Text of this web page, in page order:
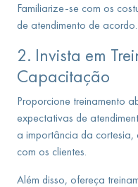
Familiarize-se com os
de atendimento de acordo.
2. Invista em
Capacitação
Proporcione treinamento
expectativas de
a importância da
com os clientes.
Além disso, ofereça